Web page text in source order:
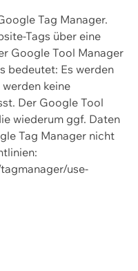
Tag Manager.
Tags über eine
Google Tool Manager
bedeutet: Es werden
keine
Der Google Tool
wiederum ggf. Daten
Tag Manager nicht
use-